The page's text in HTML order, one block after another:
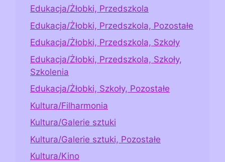
Edukacja/Żłobki, Przedszkola
Edukacja/Żłobki, Przedszkola, Pozostałe
Edukacja/Żłobki, Przedszkola, Szkoły
Edukacja/Żłobki, Przedszkola, Szkoły,
Szkolenia
Edukacja/Żłobki, Szkoły, Pozostałe
Kultura/Filharmonia
Kultura/Galerie sztuki
Kultura/Galerie sztuki, Pozostałe
Kultura/Kino